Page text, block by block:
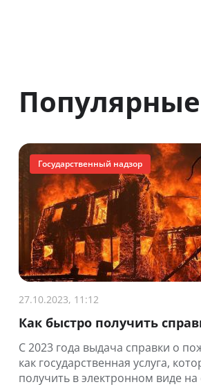
Государственный надзор
27.10.2023, 11:12
Как быстро получить
С 2023 года выдача справки о
как государственная услуга,
получить в электронном виде на